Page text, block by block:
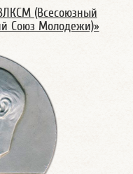
(Всесоюзный
Союз Молодежи)»